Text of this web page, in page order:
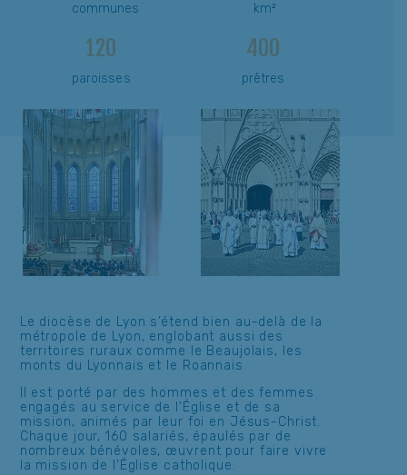
communes km²
120
paroisses
400
prêtres
Le diocèse de Lyon s’étend bien au-delà de la
métropole de Lyon, englobant aussi des
territoires ruraux comme le Beaujolais, les
monts du Lyonnais et le Roannais.
Il est porté par des hommes et des femmes
engagés au service de l’Église et de sa
mission, animés par leur foi en Jésus-Christ.
Chaque jour, 160 salariés, épaulés par de
nombreux bénévoles, œuvrent pour faire vivre
la mission de l’Église catholique.